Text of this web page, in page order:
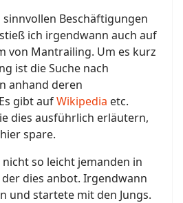
sinnvollen Beschäftigungen
ich irgendwann auch auf
von Mantrailing. Um es kurz
ist die Suche nach
anhand deren
gibt aufWikipedia etc.
dies ausführlich erläutern,
spare.
so leicht jemanden in
dies anbot. Irgendwann
und startete mit den Jungs.